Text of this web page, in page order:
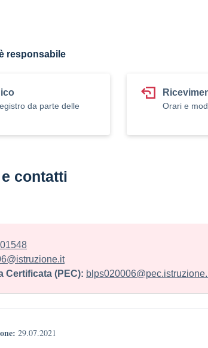
responsabile
da parte delle
Orari e
contatti
Certificata (PEC):
29.07.2021